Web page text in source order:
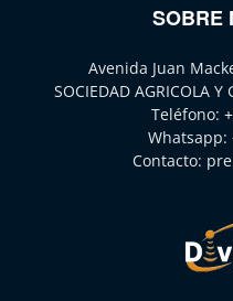
SOBRE
Avenida Juan
SOCIEDAD AGRICOLA Y
Teléfono:
Whatsapp:
Contacto: